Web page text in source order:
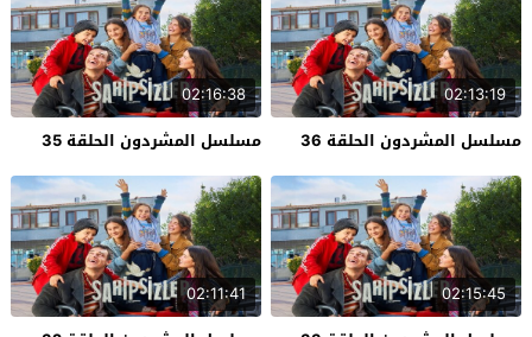
02:13:19
مسلسل المشردون الحلقة 36
02:16:38
مسلسل المشردون الحلقة 35
02:15:45
02:11:41